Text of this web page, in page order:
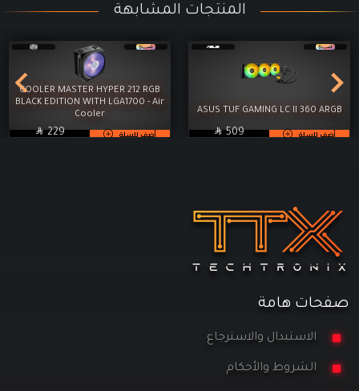
المنتجات المشابهة
ASUS TUF GAMING LC II 360 ARGB
أضف للسلة  SAR
509
COOLER MASTER HYPER 212 RGB
BLACK EDITION WITH LGA1700 - Air
Cooler
أضف للسلة  SAR
229
صفحات هامة
الاستبدال والاسترجاع
الشروط والأحكام